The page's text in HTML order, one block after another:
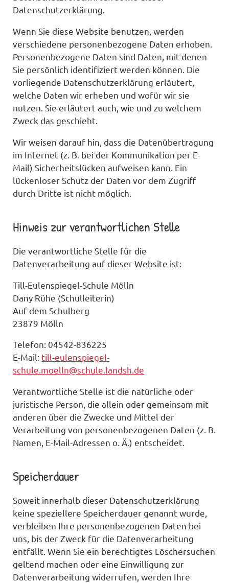
Datenschutzerklärung.
Wenn Sie diese Website benutzen, werden
verschiedene personenbezogene Daten erhoben.
Personenbezogene Daten sind Daten, mit denen
Sie persönlich identifiziert werden können. Die
vorliegende Datenschutzerklärung erläutert,
welche Daten wir erheben und wofür wir sie
nutzen. Sie erläutert auch, wie und zu welchem
Zweck das geschieht.
Wir weisen darauf hin, dass die Datenübertragung
im Internet (z. B. bei der Kommunikation per E-
Mail) Sicherheitslücken aufweisen kann. Ein
lückenloser Schutz der Daten vor dem Zugriff
durch Dritte ist nicht möglich.
Hinweis zur verantwortlichen Stelle
Die verantwortliche Stelle für die
Datenverarbeitung auf dieser Website ist:
Till-Eulenspiegel-Schule Mölln
Dany Rühe (Schulleiterin)
Auf dem Schulberg
23879 Mölln
Telefon: 04542-836225
E-Mail: till-eulenspiegel-
schule.moelln@schule.landsh.de
Verantwortliche Stelle ist die natürliche oder
juristische Person, die allein oder gemeinsam mit
anderen über die Zwecke und Mittel der
Verarbeitung von personenbezogenen Daten (z. B.
Namen, E-Mail-Adressen o. Ä.) entscheidet.
Speicherdauer
Soweit innerhalb dieser Datenschutzerklärung
keine speziellere Speicherdauer genannt wurde,
verbleiben Ihre personenbezogenen Daten bei
uns, bis der Zweck für die Datenverarbeitung
entfällt. Wenn Sie ein berechtigtes Löschersuchen
geltend machen oder eine Einwilligung zur
Datenverarbeitung widerrufen, werden Ihre